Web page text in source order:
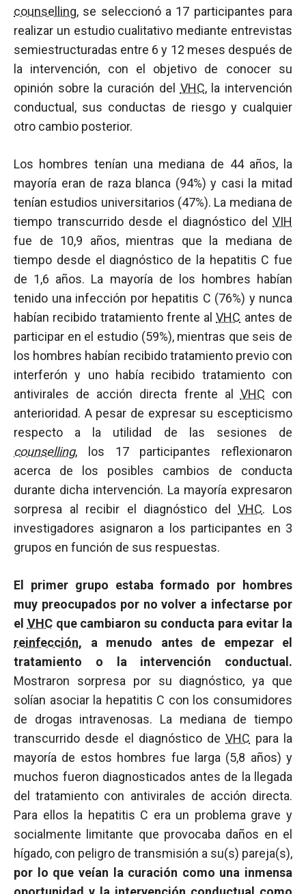
counselling, se seleccionó a 17 participantes para
realizar un estudio cualitativo mediante entrevistas
semiestructuradas entre 6 y 12 meses después de
la intervención, con el objetivo de conocer su
opinión sobre la curación del VHC, la intervención
conductual, sus conductas de riesgo y cualquier
otro cambio posterior.
Los hombres tenían una mediana de 44 años, la
mayoría eran de raza blanca (94%) y casi la mitad
tenían estudios universitarios (47%). La mediana de
tiempo transcurrido desde el diagnóstico del VIH
fue de 10,9 años, mientras que la mediana de
tiempo desde el diagnóstico de la hepatitis C fue
de 1,6 años. La mayoría de los hombres habían
tenido una infección por hepatitis C (76%) y nunca
habían recibido tratamiento frente alVHC antes de
participar en el estudio (59%), mientras que seis de
los hombres habían recibido tratamiento previo con
interferón y uno había recibido tratamiento con
antivirales de acción directa frente al VHC con
anterioridad. A pesar de expresar su escepticismo
respecto a la utilidad de las sesiones de
counselling, los 17 participantes reflexionaron
acerca de los posibles cambios de conducta
durante dicha intervención. La mayoría expresaron
sorpresa al recibir el diagnóstico delVHC. Los
investigadores asignaron a los participantes en 3
grupos en función de sus respuestas.
El primer grupo estaba formado por hombres
muy preocupados por no volver a infectarse por
el VHCque cambiaron su conducta para evitar la
reinfección, a menudo antes de empezar el
tratamiento o la intervención conductual.
Mostraron sorpresa por su diagnóstico, ya que
solían asociar la hepatitis C con los consumidores
de drogas intravenosas. La mediana de tiempo
transcurrido desde el diagnóstico deVHC para la
mayoría de estos hombres fue larga (5,8 años) y
muchos fueron diagnosticados antes de la llegada
del tratamiento con antivirales de acción directa.
Para ellos la hepatitis C era un problema grave y
socialmente limitante que provocaba daños en el
hígado, con peligro de transmisión a su(s) pareja(s),
por lo que veían la curación como una inmensa